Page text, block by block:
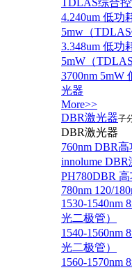
TDLAS综合
4.240um 低功
5mw（
3.348um 低功
5mW（
3700nm 5mW
光器
More>>
DBR激光器子
DBR激光器
760nm DBR
innolume DBR
PH780DBR
780nm 120/
1530-1540nm
光二极管）
1540-1560nm
光二极管）
1560-1570nm